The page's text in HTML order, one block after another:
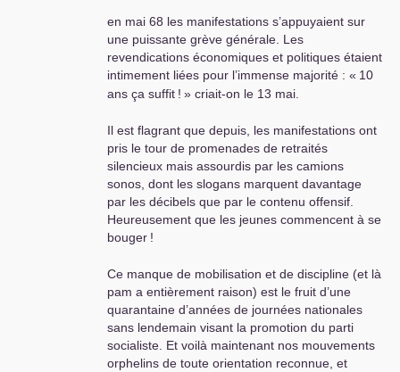
en mai 68 les manifestations s’appuyaient sur
une puissante grève générale. Les
revendications économiques et politiques étaient
intimement liées pour l’immense majorité : « 10
ans ça suffit ! » criait-on le 13 mai.
Il est flagrant que depuis, les manifestations ont
pris le tour de promenades de retraités
silencieux mais assourdis par les camions
sonos, dont les slogans marquent davantage
par les décibels que par le contenu offensif.
Heureusement que les jeunes commencent à se
bouger !
Ce manque de mobilisation et de discipline (et là
pam a entièrement raison) est le fruit d’une
quarantaine d’années de journées nationales
sans lendemain visant la promotion du parti
socialiste. Et voilà maintenant nos mouvements
orphelins de toute orientation reconnue, et